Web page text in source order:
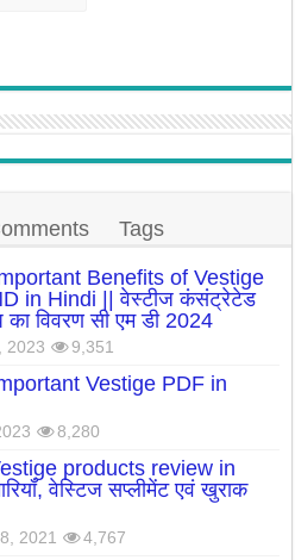
Tags
Benefits of Vestige
in Hindi || वेस्टीज कंसंट्रेटेड
का विवरण सी एम डी 2024
2023 9,351
Vestige PDF in
8,280
products review in
वेस्टिज सप्लीमेंट एवं खुराक
2021 4,767